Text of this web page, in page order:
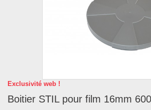
Exclusivité web !
Boitier STIL pour film 16mm